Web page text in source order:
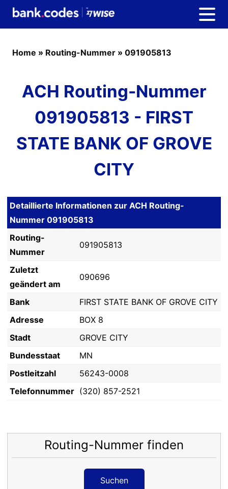
Home » Routing-Nummer » 091905813
ACH Routing-Nummer
091905813 - FIRST
STATE BANK OF GROVE
CITY
Detaillierte Informationen zur ACH Routing-
Nummer 091905813
Routing-
Nummer
091905813
Zuletzt
geändert am
090696
Bank
FIRST STATE BANK OF GROVE CITY
Adresse
BOX 8
Stadt
GROVE CITY
Bundesstaat
MN
Postleitzahl
56243-0008
Telefonnummer (320) 857-2521
Routing-Nummer finden
Suchen